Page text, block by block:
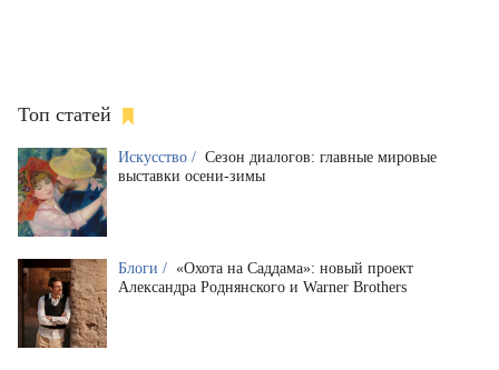
Топ статей
Искусство / Сезон диалогов: главные мировые
выставки осени-зимы
Блоги / «Охота на Саддама»: новый проект
Александра Роднянского и Warner Brothers